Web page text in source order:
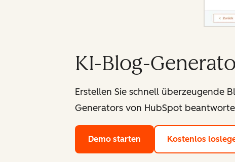
KI-Blog-
Erstellen Sie schnell überzeugende
Generators von HubSpot
Demo starten Kostenlos